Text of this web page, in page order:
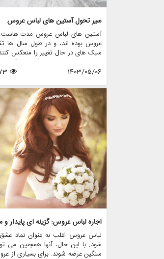
سیر تحول آستین های لباس عروس
آستین های لباس عروس مدت هاست
عروس بوده اند، و در طول سال ها
سبک های در حال تغییر را منعکس
رمانتیک دوران ویکتوریا گرفته تا
هر طرحی جذابیت و شخصیت منحصر به
پردازیم و بررسی می کنیم که مزون
عروس، چگونه این عناصر جاودانه را
خود گنجانده است.
1403/05/06
اجاره لباس عروس: گزینه ای پایدار
لباس عروس اغلب به عنوان نماد
شود. با این حال، آنها همچنین می
سنگین عرضه شوند. برای بسیاری از